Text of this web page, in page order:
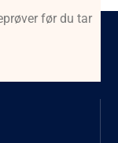
før du tar